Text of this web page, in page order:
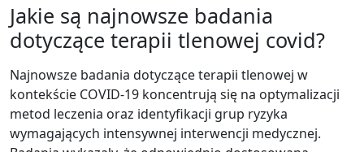
Jakie są najnowsze badania
dotyczące terapii tlenowej covid?
Najnowsze badania dotyczące terapii tlenowej w
kontekście COVID-19 koncentrują się na optymalizacji
metod leczenia oraz identyfikacji grup ryzyka
wymagających intensywnej interwencji medycznej.